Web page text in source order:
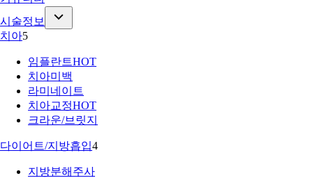
시술정보
치아5
임플란트HOT
치아미백
라미네이트
치아교정HOT
크라운/브릿지
다이어트/지방흡입4
지방분해주사